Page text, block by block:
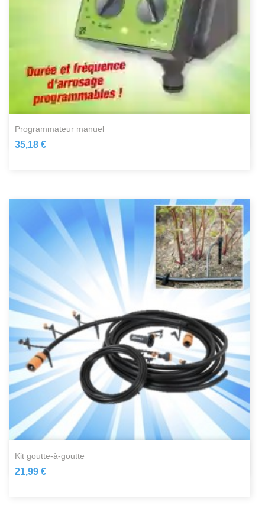
programmateur manuel
35,18 €
kit goutte-à-goutte
21,99 €